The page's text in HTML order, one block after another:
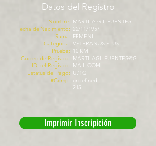
Datos del Registro
Nombre:
Fecha de Nacimiento:
Rama:
Categoría:
Prueba:
Correo de Registro:
ID del Registro:
Estatus del Pago:
#Comp:
MARTHA GIL FUENTES
22/11/1957
FEMENIL
VETERANOS PLUS
10 KM
MARTHAGILFUENTES@G
MAIL.COM
U71G
undefined
215
Imprimir Inscripición